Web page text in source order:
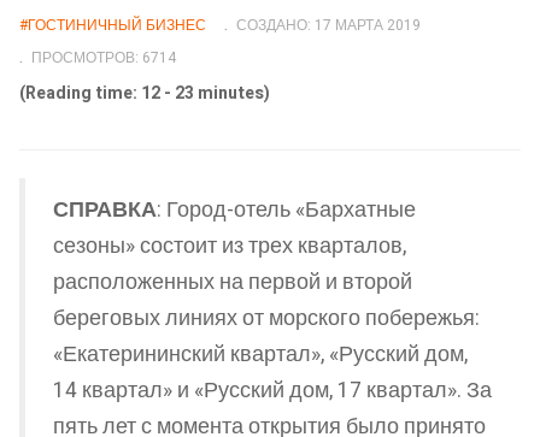
#ГОСТИНИЧНЫЙ БИЗНЕС
СОЗДАНО: 17 МАРТА 2019
ПРОСМОТРОВ: 6714
(Reading time: 12 - 23 minutes)
СПРАВКА: Город-отель «Бархатные
сезоны» состоит из трех кварталов,
расположенных на первой и второй
береговых линиях от морского побережья:
«Екатерининский квартал», «Русский дом,
14 квартал» и «Русский дом, 17 квартал». За
пять лет с момента открытия было принято